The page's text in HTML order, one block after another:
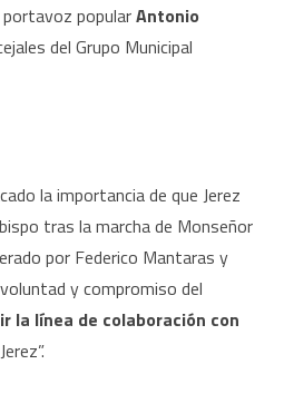
popularAntonio
del Grupo Municipal
la importancia de que Jerez
tras la marcha de Monseñor
por Federico Mantaras y
y compromiso del
la línea de colaboración con